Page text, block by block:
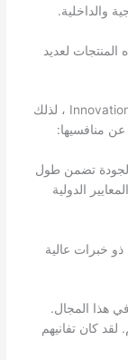
والداخلية.
لعديد
لدينا العديد من الأسباب للحديث عن Innovations Lighting ، لذلك
عن منافسيها:
تضمن طول
الدولية
خبرات عالية
هذا المجال.
كان تفانيهم